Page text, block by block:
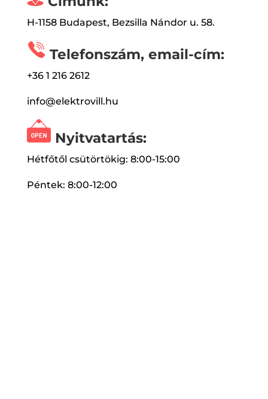
H-1158 Budapest, Bezsilla Nándor u. 58.
Telefonszám, email-cím:
+36 1 216 2612
info@elektrovill.hu
Nyitvatartás:
Hétfőtől csütörtökig: 8:00-15:00
Péntek: 8:00-12:00